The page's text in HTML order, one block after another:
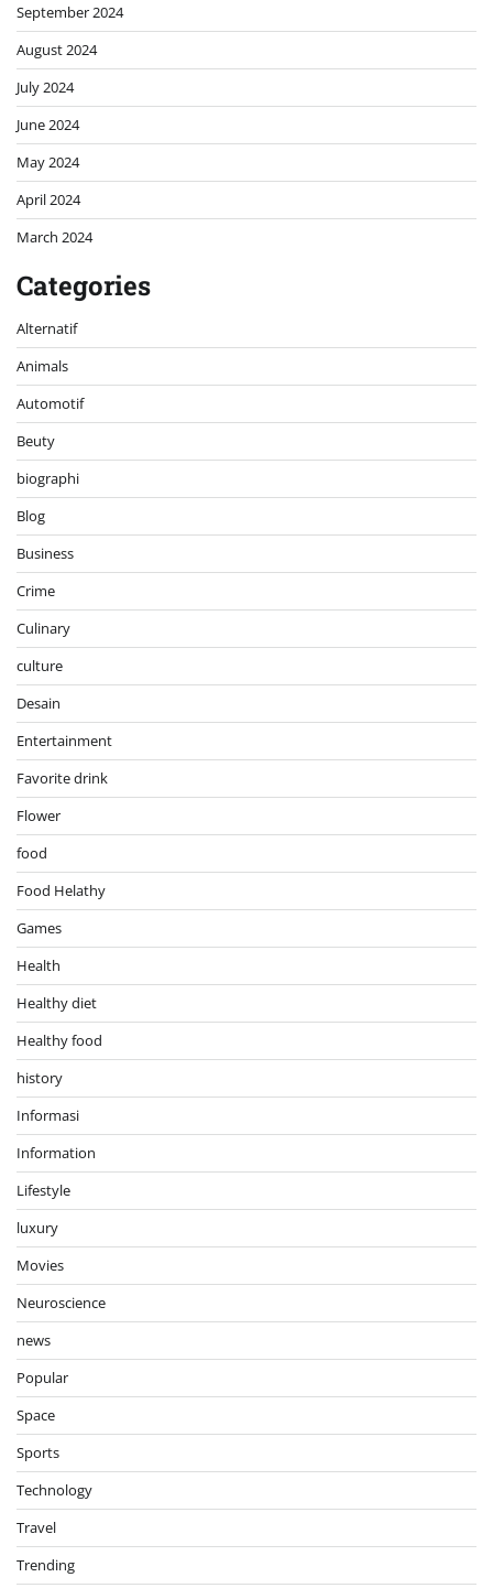
September 2024
August 2024
July 2024
June 2024
May 2024
April 2024
March 2024
Categories
Alternatif
Animals
Automotif
Beuty
biographi
Blog
Business
Crime
Culinary
culture
Desain
Entertainment
Favorite drink
Flower
food
Food Helathy
Games
Health
Healthy diet
Healthy food
history
Informasi
Information
Lifestyle
luxury
Movies
Neuroscience
news
Popular
Space
Sports
Technology
Travel
Trending